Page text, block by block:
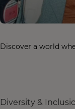
Discover a world
Diversity &